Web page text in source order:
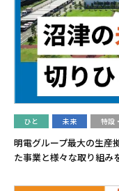
ひと 未来 特設
明電グループ最大の生産
た事業と様々な取り組み